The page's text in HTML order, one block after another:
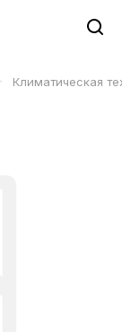
Климатическая